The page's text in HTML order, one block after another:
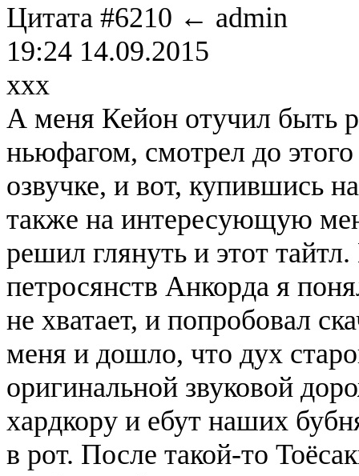
Цитата #6210 ← admin
19:24 14.09.2015
xxx
А меня Кейон отучил быть
ньюфагом, смотрел до
озвучке, и вот, купившись
также на интересующую
решил глянуть и этот
петросянств Анкорда я
не хватает, и попробовал
меня и дошло, что дух
оригинальной звуковой
хардкору и ебут наших
в рот. После такой-то